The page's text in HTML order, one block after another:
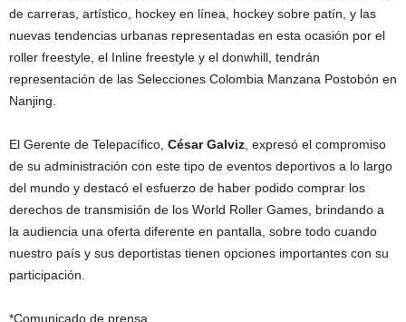
de carreras, artístico, hockey en línea, hockey sobre patín, y las
nuevas tendencias urbanas representadas en esta ocasión por el
roller freestyle, el Inline freestyle y el donwhill, tendrán
representación de las Selecciones Colombia Manzana Postobón en
Nanjing.
El Gerente de Telepacífico, César Galviz , expresó el compromiso
de su administración con este tipo de eventos deportivos a lo largo
del mundo y destacó el esfuerzo de haber podido comprar los
derechos de transmisión de los World Roller Games, brindando a
la audiencia una oferta diferente en pantalla, sobre todo cuando
nuestro país y sus deportistas tienen opciones importantes con su
participación.
*Comunicado de prensa